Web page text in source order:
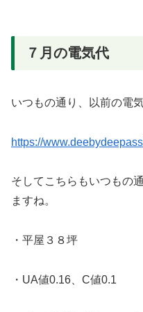
７月の電気代
いつもの通り、以前の電
https://
そしてこちらもいつもの
ますね。
・平屋３８坪
・UA値0.16、C値0.1